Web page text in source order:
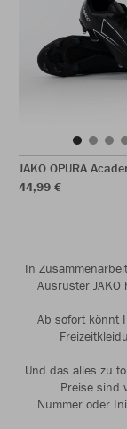
JAKO OPURA
44,99 €
In
Ausrüster
Ab sofort könnt
Und das alles zu
Preise sind
Nummer oder